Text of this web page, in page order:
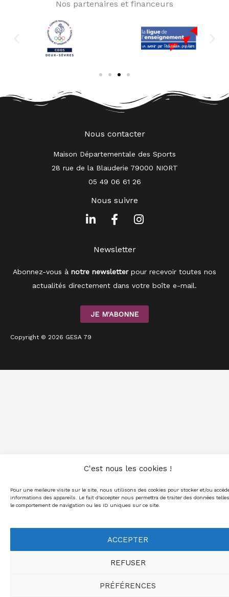
C'est nous les cookies !
Pour une meileure visite sur le site, nous utilisons des cookies pour stocker et/ou
informations des appareils. Le fait d'accepter nous permettra de traiter des données
le comportement de navigation ou les ID uniques sur ce site.
ACCEPTER
REFUSER
PRÉFÉRENCES
Nos partenaires et financeurs
Nous contacter
Maison Départementale des Sports
28 rue de la Blauderie 79000 NIORT
05 49 06 61 26
Nous suivre
L
k
d
i
-
i
F
e
o
o
-
f
I
g
r
m
Newsletter
Abonnez-vous à notre newsletterpour recevoir toutes nos
actualités directement dans votre boîte e-mail.
JE M'ABONNE
Copyright © 2026 GESA 79